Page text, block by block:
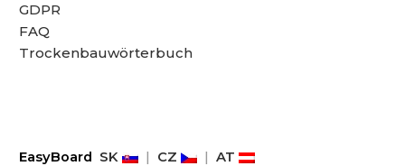
GDPR
FAQ
Trockenbauwörterbuch
EasyBoard SK | CZ | AT